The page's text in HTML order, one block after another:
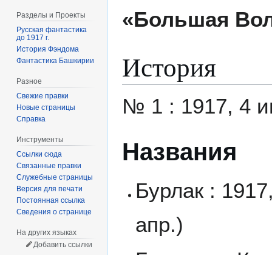
«Большая
История
№ 1 : 1917, 4
Названия
Бурлак :
апр.)
Разделы и Проекты
Русская фантастика
до 1917 г.
История Фэндома
Фантастика Башкирии
Разное
Свежие правки
Новые страницы
Справка
Инструменты
Ссылки сюда
Связанные правки
Служебные страницы
Версия для печати
Постоянная ссылка
Сведения о странице
На других языках
Добавить ссылки